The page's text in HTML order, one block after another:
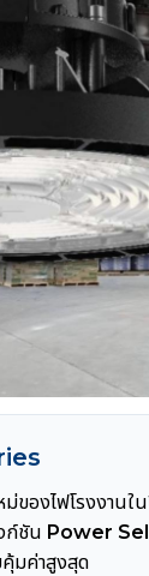
ของไฟโรงงาน
ก์ชัน Power
คุ้มค่าสูงสุด